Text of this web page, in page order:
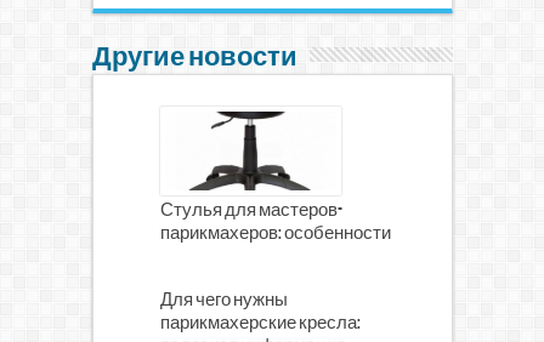
Другие новости
Стулья для мастеров-
парикмахеров: особенности
Для чего нужны
парикмахерские кресла: